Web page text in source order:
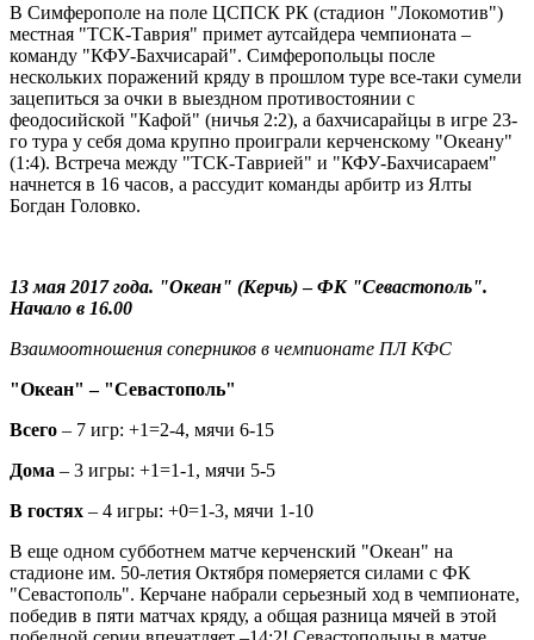
В Симферополе на поле ЦСПСК РК (стадион "Локомотив")
местная "ТСК-Таврия" примет аутсайдера чемпионата –
команду "КФУ-Бахчисарай". Симферопольцы после
нескольких поражений кряду в прошлом туре все-таки сумели
зацепиться за очки в выездном противостоянии с
феодосийской "Кафой" (ничья 2:2), а бахчисарайцы в игре 23-
го тура у себя дома крупно проиграли керченскому "Океану"
(1:4). Встреча между "ТСК-Таврией" и "КФУ-Бахчисараем"
начнется в 16 часов, а рассудит команды арбитр из Ялты
Богдан Головко.
13 мая 2017 года. "Океан" (Керчь)–ФК "Севастополь".
Начало в 16.00
Взаимоотношения соперников в чемпионате ПЛ КФС
"Океан" – "Севастополь"
Всего – 7 игр: +1=2-4, мячи 6-15
Дома – 3 игры: +1=1-1, мячи 5-5
В гостях – 4 игры: +0=1-3, мячи 1-10
В еще одном субботнем матче керченский "Океан" на
стадионе им. 50-летия Октября померяется силами с ФК
"Севастополь". Керчане набрали серьезный ход в чемпионате,
победив в пяти матчах кряду, а общая разница мячей в этой